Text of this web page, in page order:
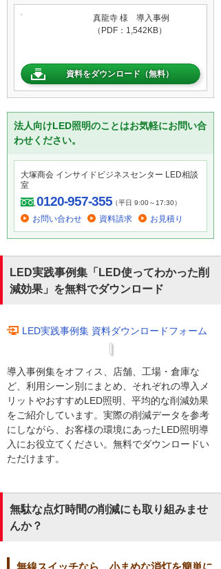
真龍寺 様 導入事例
（PDF：1,542KB）
資料をダウンロード（無料）
法人向けLED照明のことはお気軽にお問い合
わせください。
大塚商会 インサイドビジネスセンター LED相談
室
0120-957-355（平日 9:00～17:30）
お問い合わせ 資料請求 お見積り
LED実践事例集「LED使ってわかった削
減効果」を無料でダウンロード
LED実践事例集 資料ダウンロードフォーム
導入事例集をオフィス、店舗、工場・倉庫な
ど、利用シーン別にまとめ、それぞれの導入メ
リットやおすすめLED照明、平均的な削減効果
をご紹介しています。実際の削減データを参考
にしながら、お客様の環境にあったLED照明導
入にお役立てください。無料でダウンロードい
ただけます。
無駄な点灯時間の削減にも取り組みませ
んか？
無線スイッチなら、小まめな消灯を簡単に